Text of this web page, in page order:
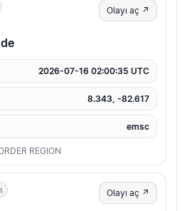
Olayı aç ↗
2026-07-16 02:00:35 UTC
8.343, -82.617
emsc
REGION
Olayı aç ↗